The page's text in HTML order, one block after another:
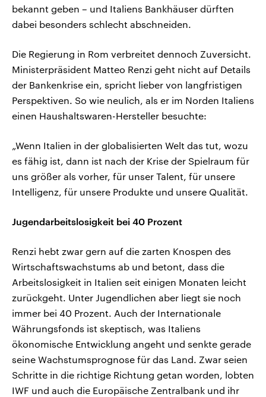
bekannt geben – und Italiens Bankhäuser dürften
dabei besonders schlecht abschneiden.
Die Regierung in Rom verbreitet dennoch Zuversicht.
Ministerpräsident Matteo Renzi geht nicht auf Details
der Bankenkrise ein, spricht lieber von langfristigen
Perspektiven. So wie neulich, als er im Norden Italiens
einen Haushaltswaren-Hersteller besuchte:
„Wenn Italien in der globalisierten Welt das tut, wozu
es fähig ist, dann ist nach der Krise der Spielraum für
uns größer als vorher, für unser Talent, für unsere
Intelligenz, für unsere Produkte und unsere Qualität.
Jugendarbeitslosigkeit bei 40 Prozent
Renzi hebt zwar gern auf die zarten Knospen des
Wirtschaftswachstums ab und betont, dass die
Arbeitslosigkeit in Italien seit einigen Monaten leicht
zurückgeht. Unter Jugendlichen aber liegt sie noch
immer bei 40 Prozent. Auch der Internationale
Währungsfonds ist skeptisch, was Italiens
ökonomische Entwicklung angeht und senkte gerade
seine Wachstumsprognose für das Land. Zwar seien
Schritte in die richtige Richtung getan worden, lobten
IWF und auch die Europäische Zentralbank und ihr